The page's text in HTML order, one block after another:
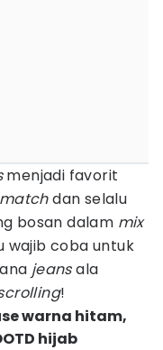
menjadi favorit
dan selalu
bosan dalam mix
wajib coba untuk
jeansala
!
warna hitam,
hijab